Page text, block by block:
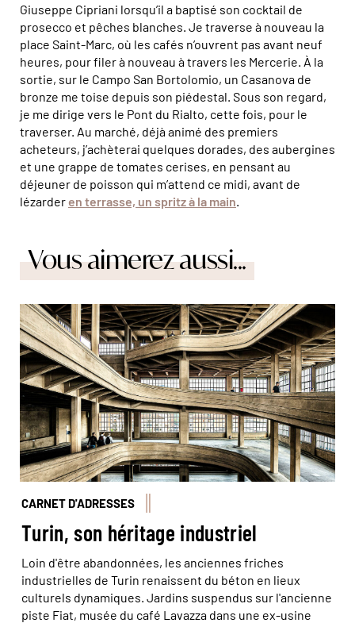
Giuseppe Cipriani lorsqu’il a baptisé son cocktail de
prosecco et pêches blanches. Je traverse à nouveau la
place Saint-Marc, où les cafés n’ouvrent pas avant neuf
heures, pour filer à nouveau à travers les Mercerie. À la
sortie, sur le Campo San Bortolomio, un Casanova de
bronze me toise depuis son piédestal. Sous son regard,
je me dirige vers le Pont du Rialto, cette fois, pour le
traverser. Au marché, déjà animé des premiers
acheteurs, j’achèterai quelques dorades, des aubergines
et une grappe de tomates cerises, en pensant au
déjeuner de poisson qui m’attend ce midi, avant de
lézarderen terrasse, un spritz à la main.
Vous aimerez aussi...
Pour accéder au jardin suspendu de l'ancienne piste
d'essai et usine de FIAT, il faut grimper les 5 étages ! ©
Realy Easy Star/Toni Spagone/Alamy/Hemis
CARNET D'ADRESSES
Turin, son héritage industriel
Loin d'être abandonnées, les anciennes friches
industrielles de Turin renaissent du béton en lieux
culturels dynamiques. Jardins suspendus sur l'ancienne
piste Fiat, musée du café Lavazza dans une ex-usine